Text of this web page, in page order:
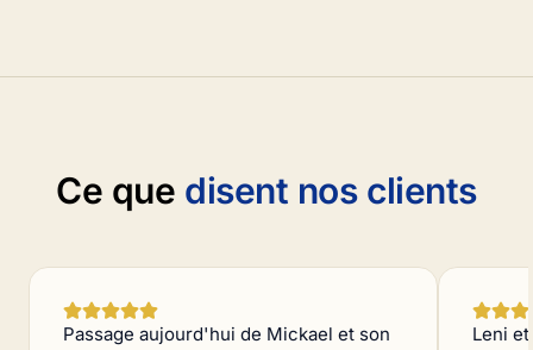
Ce que disent nos clients
Passage aujourd'hui de Mickael et son
Leni